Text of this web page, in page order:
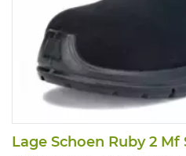
Lage Schoen Ruby 2 Mf